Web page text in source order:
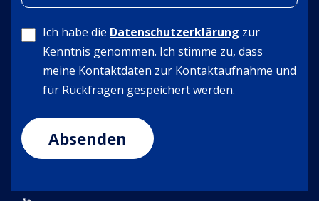
Ich habe die Datenschutzerklärung zur
Kenntnis genommen. Ich stimme zu, dass
meine Kontaktdaten zur Kontaktaufnahme und
für Rückfragen gespeichert werden.